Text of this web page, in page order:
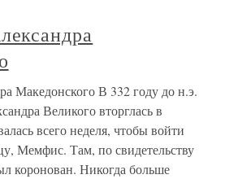
Македонского В 332 году до н.э.
Великого вторглась в
всего неделя, чтобы войти
Мемфис. Там, по свидетельству
коронован. Никогда больше